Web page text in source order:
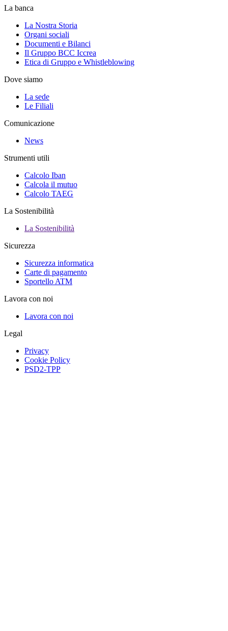
La banca
La Nostra Storia
Organi sociali
Documenti e Bilanci
Il Gruppo BCC Iccrea
Etica di Gruppo e Whistleblowing
Dove siamo
La sede
Le Filiali
Comunicazione
News
Strumenti utili
Calcolo Iban
Calcola il mutuo
Calcolo TAEG
La Sostenibilità
La Sostenibilità
Sicurezza
Sicurezza informatica
Carte di pagamento
Sportello ATM
Lavora con noi
Lavora con noi
Legal
Privacy
Cookie Policy
PSD2-TPP